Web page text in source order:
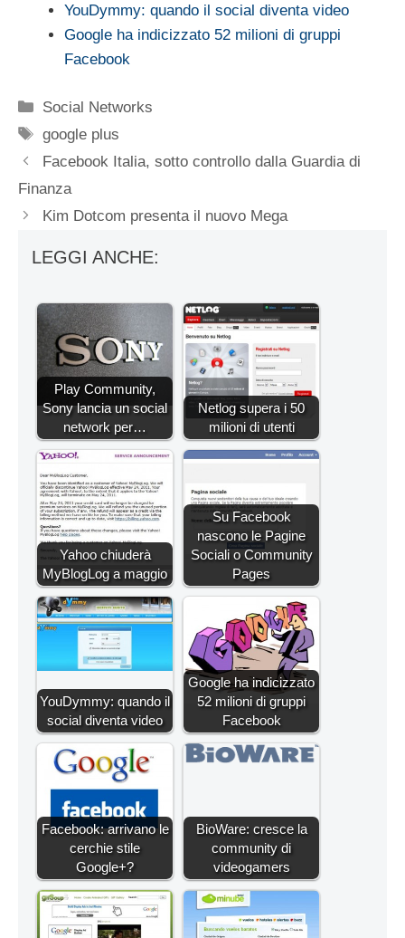
YouDymmy: quando il social diventa video
Google ha indicizzato 52 milioni di gruppi
Facebook
Categorie
Social Networks
Tag
google plus
Facebook Italia, sotto controllo dalla Guardia di
Finanza
Kim Dotcom presenta il nuovo Mega
LEGGI ANCHE:
Play Community,
Sony lancia un social
network per…
Netlog supera i 50
milioni di utenti
Yahoo chiuderà
MyBlogLog a maggio
Su Facebook
nascono le Pagine
Sociali o Community
Pages
YouDymmy: quando il
social diventa video
Google ha indicizzato
52 milioni di gruppi
Facebook
Facebook: arrivano le
cerchie stile
Google+?
BioWare: cresce la
community di
videogamers